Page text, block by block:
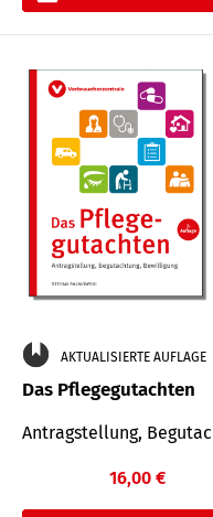
AKTUALISIERTE AUFLAGE
Das Pflegegutachten
Antragstellung,
16,00 €